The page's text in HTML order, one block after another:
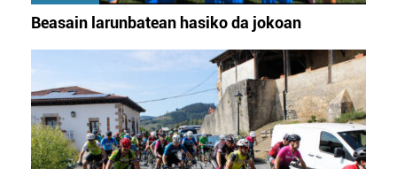
Beasain larunbatean hasiko da jokoan